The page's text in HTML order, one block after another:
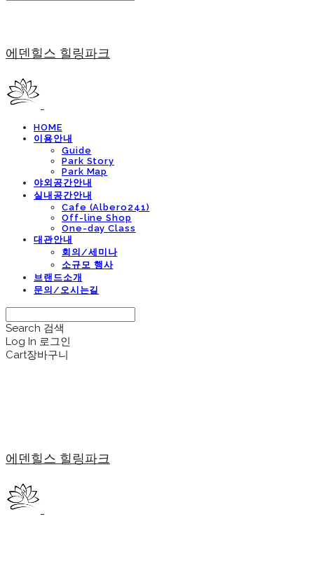
에덴힐스 힐링파크
HOME
이용안내
Guide
Park Story
Park Map
야외공간안내
실내공간안내
Cafe (Albero241)
Off-line Shop
One-day Class
대관안내
회의/세미나
소규모 행사
브랜드소개
문의/오시는길
Search 검색
Log In 로그인
Cart장바구니
에덴힐스 힐링파크